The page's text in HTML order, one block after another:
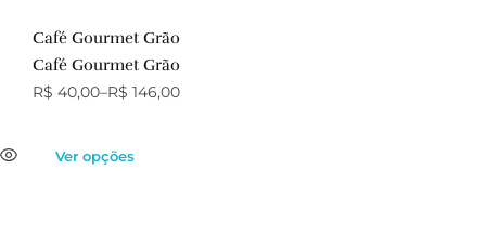
Café Gourmet Grão
Café Gourmet Grão
R$ 40,00–R$ 146,00
Ver opções